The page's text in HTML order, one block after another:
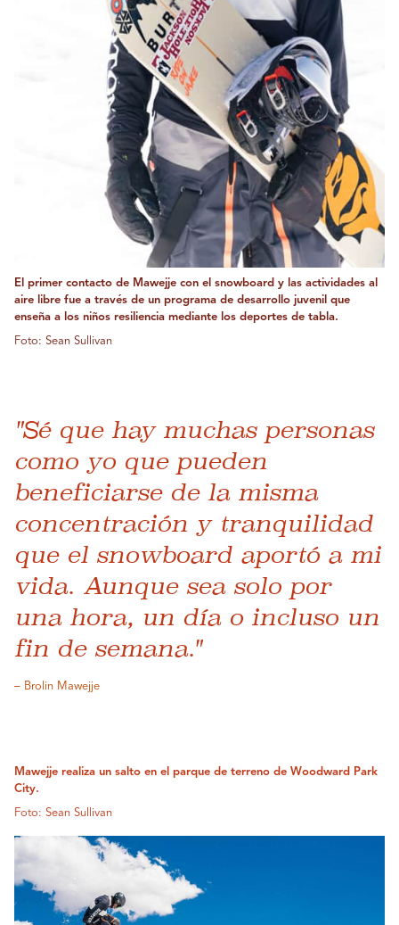
El primer contacto de Mawejje con el snowboard y las actividades al
aire libre fue a través de un programa de desarrollo juvenil que
enseña a los niños resiliencia mediante los deportes de tabla.
Foto: Sean Sullivan
"Sé que hay muchas personas
como yo que pueden
beneficiarse de la misma
concentración y tranquilidad
que el snowboard aportó a mi
vida. Aunque sea solo por
una hora, un día o incluso un
fin de semana."
– Brolin Mawejje
Mawejje realiza un salto en el parque de terreno de Woodward Park
City.
Foto: Sean Sullivan